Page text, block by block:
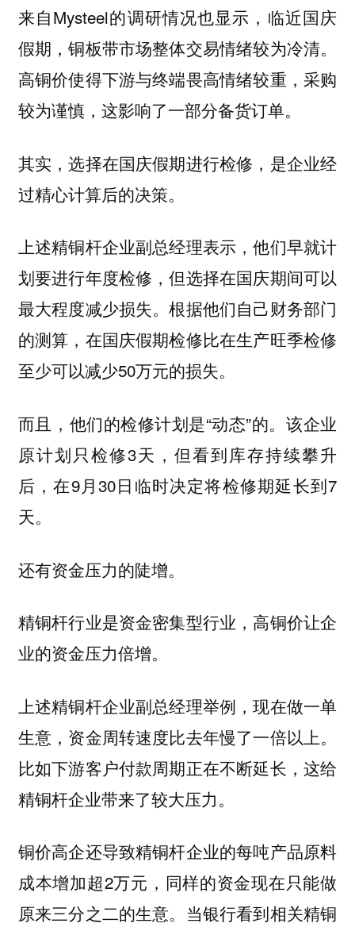
来自Mysteel的调研情况也显示，临近国庆
假期，铜板带市场整体交易情绪较为冷清。
高铜价使得下游与终端畏高情绪较重，采购
较为谨慎，这影响了一部分备货订单。
其实，选择在国庆假期进行检修，是企业经
过精心计算后的决策。
上述精铜杆企业副总经理表示，他们早就计
划要进行年度检修，但选择在国庆期间可以
最大程度减少损失。根据他们自己财务部门
的测算，在国庆假期检修比在生产旺季检修
至少可以减少50万元的损失。
而且，他们的检修计划是“动态”的。该企业
原计划只检修3天，但看到库存持续攀升
后，在9月30日临时决定将检修期延长到7
天。
还有资金压力的陡增。
精铜杆行业是资金密集型行业，高铜价让企
业的资金压力倍增。
上述精铜杆企业副总经理举例，现在做一单
生意，资金周转速度比去年慢了一倍以上。
比如下游客户付款周期正在不断延长，这给
精铜杆企业带来了较大压力。
铜价高企还导致精铜杆企业的每吨产品原料
成本增加超2万元，同样的资金现在只能做
原来三分之二的生意。当银行看到相关精铜